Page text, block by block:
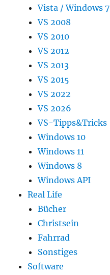
Vista / Windows 7
VS 2008
VS 2010
VS 2012
VS 2013
VS 2015
VS 2022
VS 2026
VS-Tipps&Tricks
Windows 10
Windows 11
Windows 8
Windows API
Real Life
Bücher
Christsein
Fahrrad
Sonstiges
Software